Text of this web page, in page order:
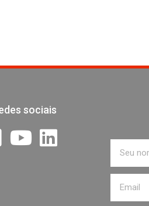
sociais